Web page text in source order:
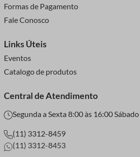
Formas de Pagamento
Fale Conosco
Links Úteis
Eventos
Catalogo de produtos
Central de Atendimento
Segunda a Sexta 8:00 às 16:00
(11) 3312-8459
(11) 3312-8453